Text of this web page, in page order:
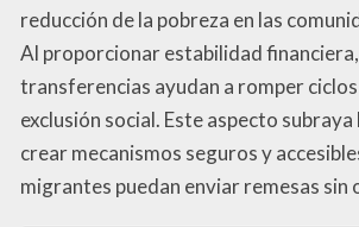
reducción de la pobreza en las
Al proporcionar estabilidad
transferencias ayudan a romper
exclusión social. Este aspecto
crear mecanismos seguros y
migrantes puedan enviar remesas sin